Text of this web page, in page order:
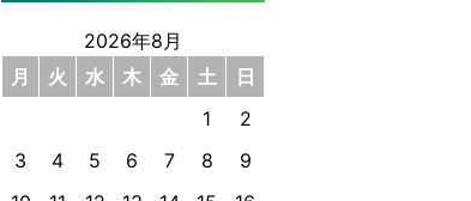
2026年8月
月
火 水 木 金 土
日
1
2
3
4 5 6 7 8
9